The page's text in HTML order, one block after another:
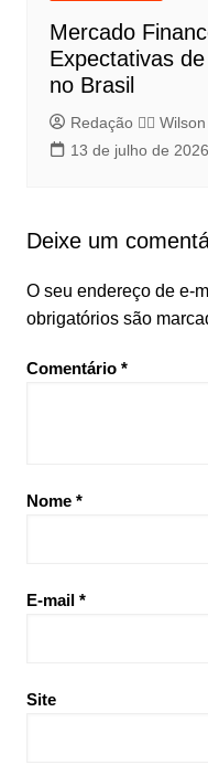
Mercado
Expectativas
no Brasil
Redação 👨‍⚖️​
13 de julho de 2026
Deixe um
O seu endereço de e-
obrigatórios são
Comentário *
Nome *
E-mail *
Site